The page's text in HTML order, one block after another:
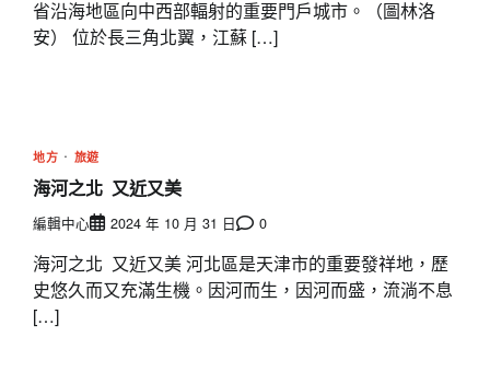
省沿海地區向中西部輻射的重要門戶城市。（圖林洛
安） 位於長三角北翼，江蘇 […]
地方 旅遊
海河之北 又近又美
編輯中心 2024 年 10 月 31 日 0
海河之北 又近又美 河北區是天津市的重要發祥地，歷
史悠久而又充滿生機。因河而生，因河而盛，流淌不息
[…]